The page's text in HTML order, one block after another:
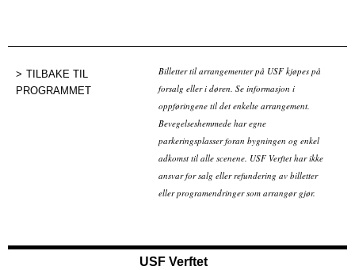
TILBAKE TIL
PROGRAMMET
Billetter til arrangementer på USF kjøpes på
forsalg eller i døren. Se informasjon i
oppføringene til det enkelte arrangement.
Bevegelseshemmede har egne
parkeringsplasser foran bygningen og enkel
adkomst til alle scenene. USF Verftet har ikke
ansvar for salg eller refundering av billetter
eller programendringer som arrangør gjør.
USF Verftet